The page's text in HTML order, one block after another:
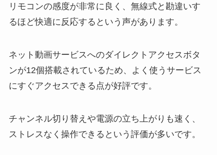
リモコンの感度が非常に良く、無線式と勘違いす
るほど快適に反応するという声があります。
ネット動画サービスへのダイレクトアクセスボタ
ンが12個搭載されているため、よく使うサービス
にすぐアクセスできる点が好評です。
チャンネル切り替えや電源の立ち上がりも速く、
ストレスなく操作できるという評価が多いです。